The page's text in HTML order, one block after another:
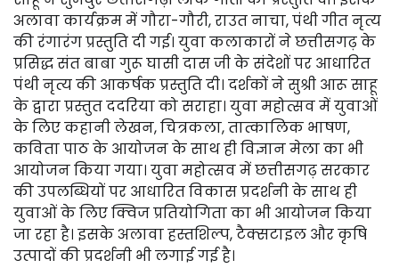
अलावा कार्यक्रम में गौरा-गौरी, राउत नाचा, पंथी गीत नृत्य
की रंगारंग प्रस्तुति दी गई। युवा कलाकारों ने छत्तीसगढ़ के
प्रसिद्ध संत बाबा गुरू घासी दास जी के संदेशों पर आधारित
पंथी नृत्य की आकर्षक प्रस्तुति दी। दर्शकों ने सुश्री आरू साहू
के द्वारा प्रस्तुत ददरिया को सराहा। युवा महोत्सव में युवाओं
के लिए कहानी लेखन, चित्रकला, तात्कालिक भाषण,
कविता पाठ के आयोजन के साथ ही विज्ञान मेला का भी
आयोजन किया गया। युवा महोत्सव में छत्तीसगढ़ सरकार
की उपलब्धियों पर आधारित विकास प्रदर्शनी के साथ ही
युवाओं के लिए क्विज प्रतियोगिता का भी आयोजन किया
जा रहा है। इसके अलावा हस्तशिल्प, टैक्सटाइल और कृषि
उत्पादों की प्रदर्शनी भी लगाई गई है।